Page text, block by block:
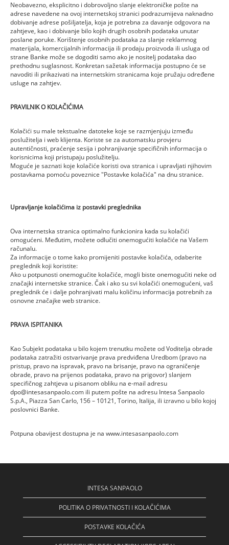
Neobavezno, eksplicitno i dobrovoljno slanje elektroničke pošte na
adrese navedene na ovoj internetskoj stranici podrazumijeva naknadno
dobivanje adrese pošiljatelja, koja je potrebna za davanje odgovora na
zahtjeve, kao i dobivanje bilo kojih drugih osobnih podataka unutar
poslane poruke. Korištenje osobnih podataka za slanje reklamnog
materijala, komercijalnih informacija ili prodaju proizvoda ili usluga od
strane Banke može se dogoditi samo ako je nositelj podataka dao
prethodnu suglasnost. Konkretan sažetak informacija postupno će se
navoditi ili prikazivati na internetskim stranicama koje pružaju određene
usluge na zahtjev.
PRAVILNIK O KOLAČIĆIMA
Kolačići su male tekstualne datoteke koje se razmjenjuju između
poslužitelja i web klijenta. Koriste se za automatsku provjeru
autentičnosti, praćenje sesija i pohranjivanje specifičnih informacija o
korisnicima koji pristupaju poslužitelju.
Moguće je saznati koje kolačiće koristi ova stranica i upravljati njihovim
postavkama pomoću poveznice "Postavke kolačića" na dnu stranice.
Upravljanje kolačićima iz postavki preglednika
Ova internetska stranica optimalno funkcionira kada su kolačići
omogućeni. Međutim, možete odlučiti onemogućiti kolačiće na Vašem
računalu.
Za informacije o tome kako promijeniti postavke kolačića, odaberite
preglednik koji koristite:
Ako u potpunosti onemogućite kolačiće, mogli biste onemogućiti neke od
značajki internetske stranice. Čak i ako su svi kolačići onemogućeni, vaš
preglednik će i dalje pohranjivati malu količinu informacija potrebnih za
osnovne značajke web stranice.
PRAVA ISPITANIKA
Kao Subjekt podataka u bilo kojem trenutku možete od Voditelja obrade
podataka zatražiti ostvarivanje prava predviđena Uredbom (pravo na
pristup, pravo na ispravak, pravo na brisanje, pravo na ograničenje
obrade, pravo na prijenos podataka, pravo na prigovor) slanjem
specifičnog zahtjeva u pisanom obliku na e-mail adresu
dpo@intesasanpaolo.com ili putem pošte na adresu Intesa Sanpaolo
S.p.A., Piazza San Carlo, 156 – 10121, Torino, Italija, ili izravno u bilo kojoj
poslovnici Banke.
Potpuna obavijest dostupna je na www.intesasanpaolo.com
INTESA SANPAOLO
POLITIKA O PRIVATNOSTI I KOLAČIĆIMA
POSTAVKE KOLAČIĆA